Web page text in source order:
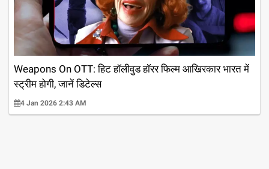
Weapons On OTT: हिट हॉलीवुड हॉरर फिल्म आखिरकार भारत में
स्ट्रीम होगी, जानें डिटेल्स
4 Jan 2026 2:43 AM